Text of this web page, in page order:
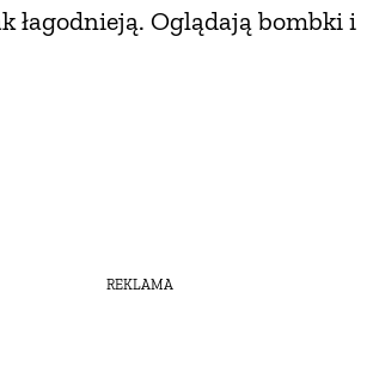
łagodnieją. Oglądają bombki i
REKLAMA